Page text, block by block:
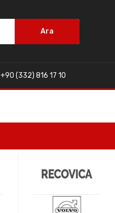
Ara
+90 (332) 816 17 10